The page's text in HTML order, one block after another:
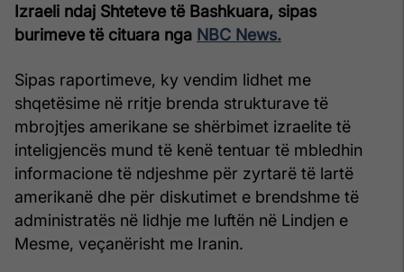
Izraeli ndaj Shteteve të Bashkuara, sipas
burimeve të cituara nga NBC News.
Sipas raportimeve, ky vendim lidhet me
shqetësime në rritje brenda strukturave të
mbrojtjes amerikane se shërbimet izraelite të
inteligjencës mund të kenë tentuar të mbledhin
informacione të ndjeshme për zyrtarë të lartë
amerikanë dhe për diskutimet e brendshme të
administratës në lidhje me luftën në Lindjen e
Mesme, veçanërisht me Iranin.